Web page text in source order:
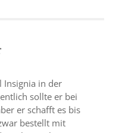
Insignia in der
sollte er bei
er schafft es bis
bestellt mit